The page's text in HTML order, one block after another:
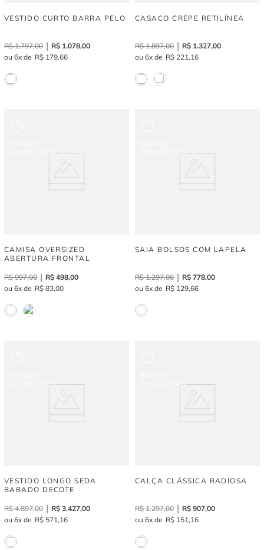
VESTIDO CURTO BARRA PELO
R$ 1.797,00 R$ 1.078,00
6
R$ 179,66
CASACO CREPE RETILÍNEA
R$ 1.897,00 R$ 1.327,00
6
R$ 221,16
CAMISA OVERSIZED
ABERTURA FRONTAL
R$ 997,00 R$ 498,00
6
R$ 83,00
SAIA BOLSOS COM LAPELA
R$ 1.297,00 R$ 778,00
6
R$ 129,66
VESTIDO LONGO SEDA
BABADO DECOTE
R$ 4.897,00 R$ 3.427,00
6
R$ 571,16
CALÇA CLÁSSICA RADIOSA
R$ 1.297,00 R$ 907,00
6
R$ 151,16